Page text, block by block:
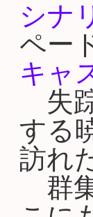
シナ
ペー
キャ
失
する
訪れ
群